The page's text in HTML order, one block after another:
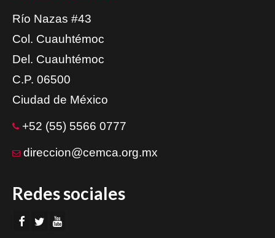
Río Nazas #43
Col. Cuauhtémoc
Del. Cuauhtémoc
C.P. 06500
Ciudad de México
+52 (55) 5566 0777
direccion@cemca.org.mx
Redes sociales